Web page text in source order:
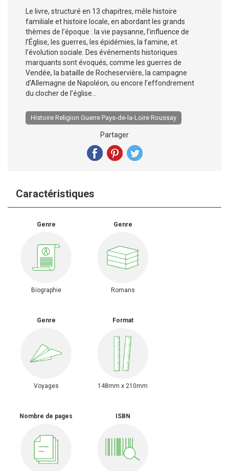
Le livre, structuré en 13 chapitres, mêle histoire
familiale et histoire locale, en abordant les grands
thèmes de l’époque : la vie paysanne, l’influence de
l’Église, les guerres, les épidémies, la famine, et
l’évolution sociale. Des événements historiques
marquants sont évoqués, comme les guerres de
Vendée, la bataille de Rocheservière, la campagne
d’Allemagne de Napoléon, ou encore l’effondrement
du clocher de l’église...
Histoire Religion Guerre Pays-de-la-Loire Roussay
Partager
Caractéristiques
Genre
Biographie
Genre
Romans
Genre
Voyages
Format
148mm x 210mm
Nombre de pages ISBN